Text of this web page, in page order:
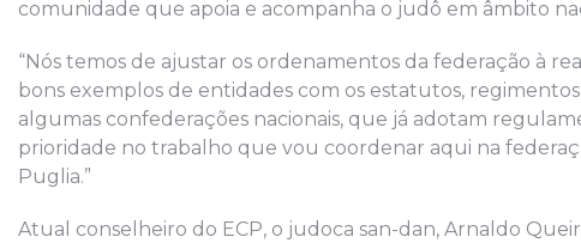
comunidade que apoia e acompanha o judô em âmbito
“Nós temos de ajustar os ordenamentos da federação à
bons exemplos de entidades com os estatutos,
algumas confederações nacionais, que já adotam
prioridade no trabalho que vou coordenar aqui na
Puglia.”
Atual conselheiro do ECP, o judoca san-dan, Arnaldo